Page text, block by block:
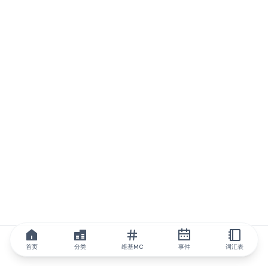
首页 分类 维基MC 事件 词汇表